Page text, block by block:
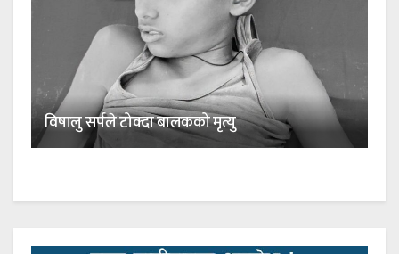
विषालु सर्पले टोक्दा बालकको मृत्यु